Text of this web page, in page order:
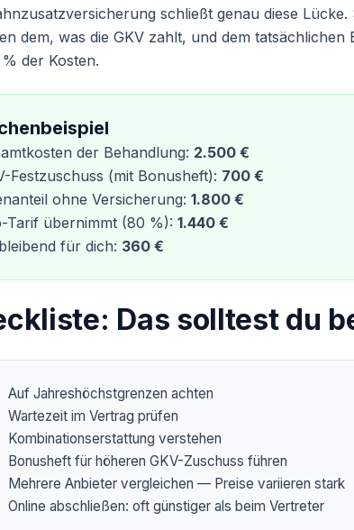
schließt genau diese
dem, was die GKV zahlt, und dem
der Kosten.
der Behandlung: 2.500 €
Festzuschuss (mit Bonusheft): 700 €
ohne Versicherung: 1.800 €
Tarif übernimmt (80 %): 1.440 €
für dich: 360 €
Das solltest du
Auf Jahreshöchstgrenzen achten
Wartezeit im Vertrag prüfen
Kombinationserstattung verstehen
Bonusheft für höheren GKV-Zuschuss führen
Mehrere Anbieter vergleichen — Preise variieren stark
Online abschließen: oft günstiger als beim Vertreter